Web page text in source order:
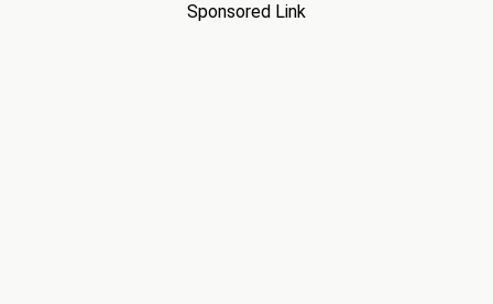
Sponsored Link